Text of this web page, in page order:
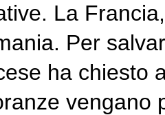
La
Per
ha chiesto
vengano